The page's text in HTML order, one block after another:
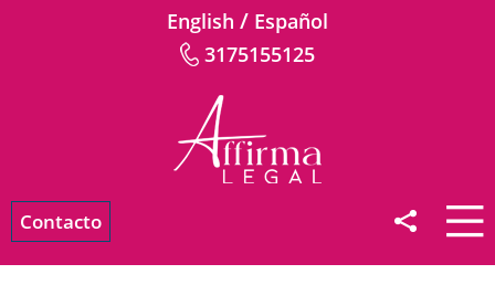
English / Español
3175155125
Contacto